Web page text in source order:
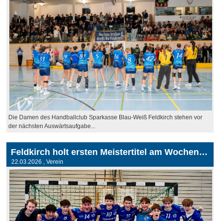
Die Damen des Handballclub Sparkasse Blau-Weiß Feldkirch stehen vor
der nächsten Auswärtsaufgabe...
Feldkirch holt ersten Meistertitel am Wochenende
22.03.2026 , Verein